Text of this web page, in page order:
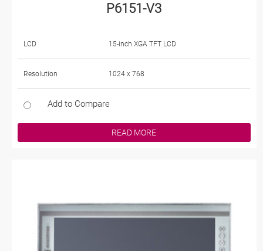
P6151-V3
LCD 15-inch XGA TFT LCD
Resolution 1024 x 768
Add to Compare
READ MORE